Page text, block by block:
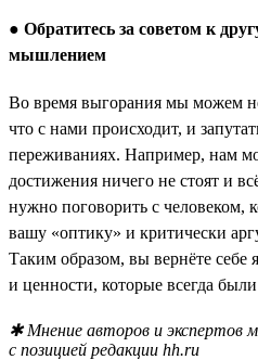
● Обратитесь за советом к
мышлением
Во время выгорания мы можем
что с нами происходит, и
переживаниях. Например, нам
достижения ничего не стоят и
нужно поговорить с человеком,
вашу «оптику» и критически
Таким образом, вы вернёте себе
и ценности, которые всегда
✱ Мнение авторов и экспертов
с позицией редакции hh.ru